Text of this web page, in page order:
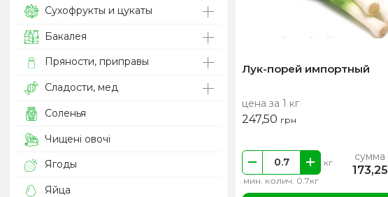
Сухофрукты и цукаты
Бакалея
Пряности, приправы
Сладости, мед
Соленья
Чищені овочі
Ягоды
Яйца
Лук-порей импортный
цена за 1 кг
247,50 грн
мин. колич. 0.7кг
кг сумма
173,25